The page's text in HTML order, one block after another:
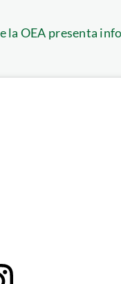
OEA presenta